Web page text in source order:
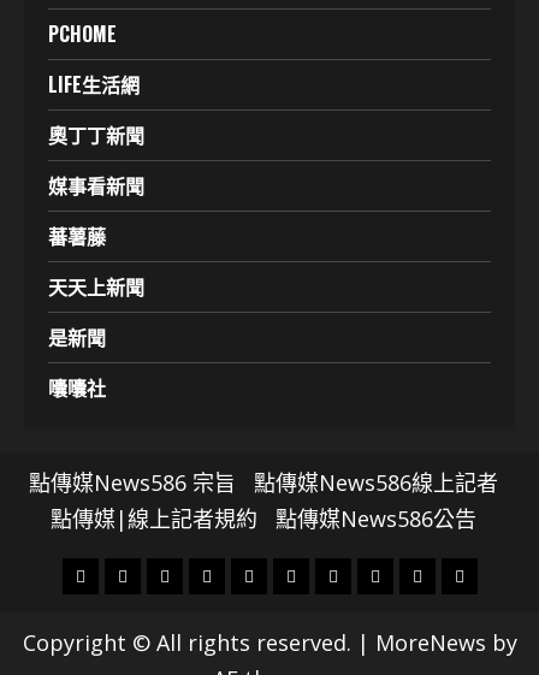
PCHOME
LIFE生活網
奧丁丁新聞
媒事看新聞
蕃薯藤
天天上新聞
是新聞
囔囔社
點傳媒News586 宗旨
點傳媒News586線上記者
點傳媒|線上記者規約
點傳媒News586公告
頭
財
地
社
文
科
專
娛
影
政
國
運
生
Copyright © All rights reserved. | MoreNews by